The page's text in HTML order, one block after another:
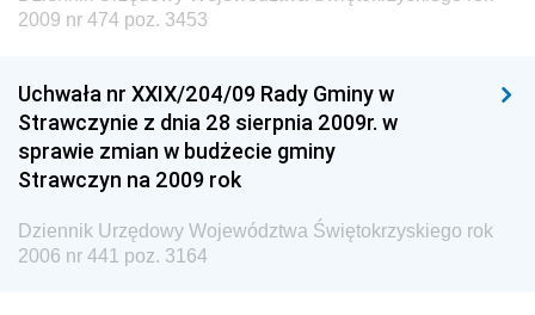
Dziennik Urzędowy Ministra Edukacji
Dziennik Urzędowy Ministra Przemysłu
Dziennik Urzędowy Ministra Finansów i Gospodarki
Dziennik Urzędowy Ministra do Spraw Unii
Dziennik Urzędowy Agencji Wywiadu
2009 nr 474 poz. 3453
Uchwała nr XXIX/204/09 Rady Gminy w
Strawczynie z dnia 28 sierpnia 2009r. w
sprawie zmian w budżecie gminy
Strawczyn na 2009 rok
Dziennik Urzędowy Województwa Świętokrzyskiego rok
2006 nr 441 poz. 3164